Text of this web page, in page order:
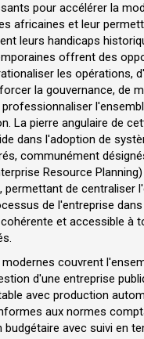
pour accélérer la
africaines et leur
leurs handicaps
offrent des
les opérations,
la gouvernance, de
La pierre angulaire de
dans l'adoption de
communément
Resource
permettant de centraliser
de l'entreprise dans
et accessible à
couvrent
d'une entreprise
avec production
aux normes
budgétaire avec suivi en